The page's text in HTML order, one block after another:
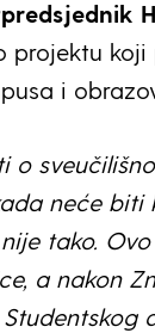
projektu
i
o
neće biti
tako.
a nakon